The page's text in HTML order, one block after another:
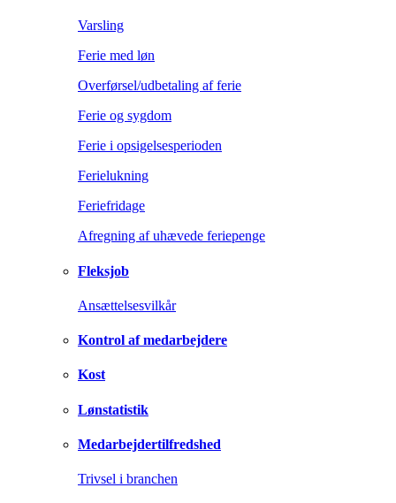
Varsling
Ferie med løn
Overførsel/udbetaling af ferie
Ferie og sygdom
Ferie i opsigelsesperioden
Ferielukning
Feriefridage
Afregning af uhævede feriepenge
Fleksjob
Ansættelsesvilkår
Kontrol af medarbejdere
Kost
Lønstatistik
Medarbejdertilfredshed
Trivsel i branchen